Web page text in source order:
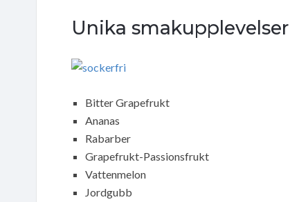
Unika smakupplevelser
Bitter Grapefrukt
Ananas
Rabarber
Grapefrukt-Passionsfrukt
Vattenmelon
Jordgubb